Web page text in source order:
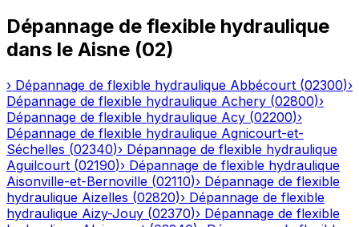
Dépannage de flexible hydraulique
dans le Aisne (02)
› Dépannage de flexible hydraulique Abbécourt (02300)›
Dépannage de flexible hydraulique Achery (02800)›
Dépannage de flexible hydraulique Acy (02200)›
Dépannage de flexible hydraulique Agnicourt-et-
Séchelles (02340)› Dépannage de flexible hydraulique
Aguilcourt (02190)› Dépannage de flexible hydraulique
Aisonville-et-Bernoville (02110)› Dépannage de flexible
hydraulique Aizelles (02820)› Dépannage de flexible
hydraulique Aizy-Jouy (02370)› Dépannage de flexible